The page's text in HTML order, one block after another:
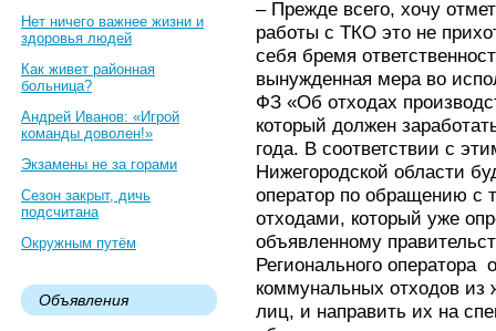
Нет ничего важнее жизни и
здоровья людей
Как живет районная
больница?
Андрей Иванов: «Игрой
команды доволен!»
Экзамены не за горами
Сезон закрыт, дичь
подсчитана
Окружным путём
Объявления
– Прежде всего, хочу
работы с ТКО это не
себя бремя
вынужденная мера во
ФЗ «Об отходах
который должен
года. В соответствии с
Нижегородской области
оператор по обращению
отходами, который уже
объявленному
Регионального оператора
коммунальных отходов из
лиц, и направить их на